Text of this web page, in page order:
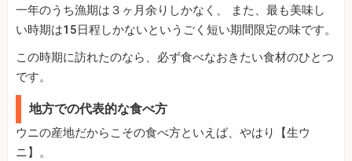
一年のうち漁期は３ヶ月余りしかなく、 また、最も美味し
い時期は15日程しかないというごく短い期間限定の味です。
この時期に訪れたのなら、必ず食べなおきたい食材のひとつ
です。
地方での代表的な食べ方
ウニの産地だからこその食べ方といえば、やはり【生ウ
ニ】。